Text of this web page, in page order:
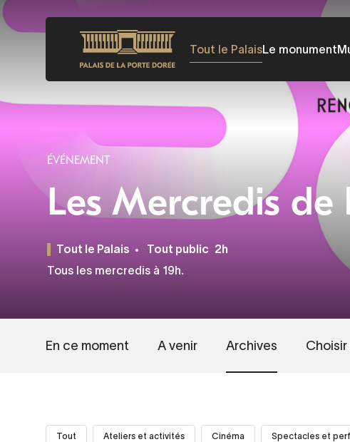
Aller
au
principal
Tout le PalaisLe monument
ÉVÉNEMENT
Les Mercredis de
Tout le Palais Tout public 2h
Tous les mercredis à 19h.
En ce moment A venir Archives
Tout Ateliers et activités Cinéma Spectacles et